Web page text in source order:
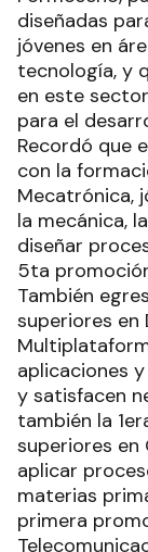
diseñadas
jóvenes en
tecnología, y
en este
para el
Recordó que
con la
Mecatrónica,
la mecánica,
diseñar
5ta
También
superiores en
aplicaciones
y satisfacen
también la
superiores en
aplicar
materias
primera